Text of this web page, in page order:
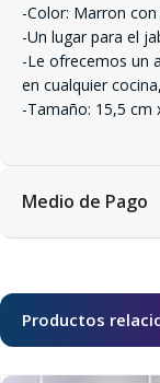
-Color: Marron
-Un lugar para el
-Le ofrecemos un
en cualquier
-Tamaño: 15,5 cm
Medio de Pago
Productos